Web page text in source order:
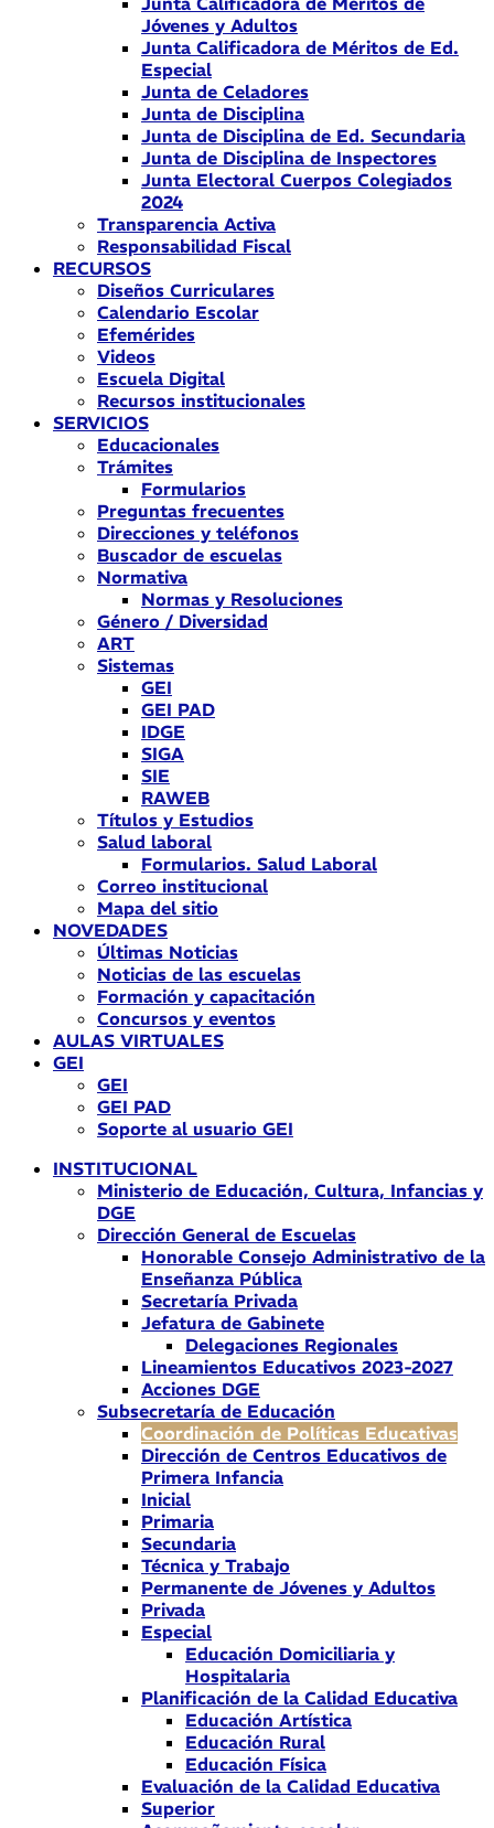
Jóvenes y Adultos
Junta Calificadora de Méritos de Ed.
Especial
Junta de Celadores
Junta de Disciplina
Junta de Disciplina de Ed. Secundaria
Junta de Disciplina de Inspectores
Junta Electoral Cuerpos Colegiados
2024
Transparencia Activa
Responsabilidad Fiscal
RECURSOS
Diseños Curriculares
Calendario Escolar
Efemérides
Videos
Escuela Digital
Recursos institucionales
SERVICIOS
Educacionales
Trámites
Formularios
Preguntas frecuentes
Direcciones y teléfonos
Buscador de escuelas
Normativa
Normas y Resoluciones
Género / Diversidad
ART
Sistemas
GEI
GEI PAD
IDGE
SIGA
SIE
RAWEB
Títulos y Estudios
Salud laboral
Formularios. Salud Laboral
Correo institucional
Mapa del sitio
NOVEDADES
Últimas Noticias
Noticias de las escuelas
Formación y capacitación
Concursos y eventos
AULAS VIRTUALES
GEI
GEI
GEI PAD
Soporte al usuario GEI
INSTITUCIONAL
Ministerio de Educación, Cultura, Infancias y
DGE
Dirección General de Escuelas
Honorable Consejo Administrativo de la
Enseñanza Pública
Secretaría Privada
Jefatura de Gabinete
Delegaciones Regionales
Lineamientos Educativos 2023-2027
Acciones DGE
Subsecretaría de Educación
Coordinación de Políticas Educativas
Dirección de Centros Educativos de
Primera Infancia
Inicial
Primaria
Secundaria
Técnica y Trabajo
Permanente de Jóvenes y Adultos
Privada
Especial
Educación Domiciliaria y
Hospitalaria
Planificación de la Calidad Educativa
Educación Artística
Educación Rural
Educación Física
Evaluación de la Calidad Educativa
Superior